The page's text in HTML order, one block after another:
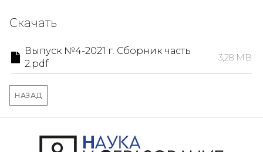
Скачать
Выпуск №4-2021 г. Сборник часть
2.pdf
3,28 MB
НАЗАД